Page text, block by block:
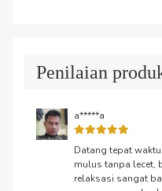
Penilaian
a*****a
Datang tepat
mulus tanpa lecet,
relaksasi sangat